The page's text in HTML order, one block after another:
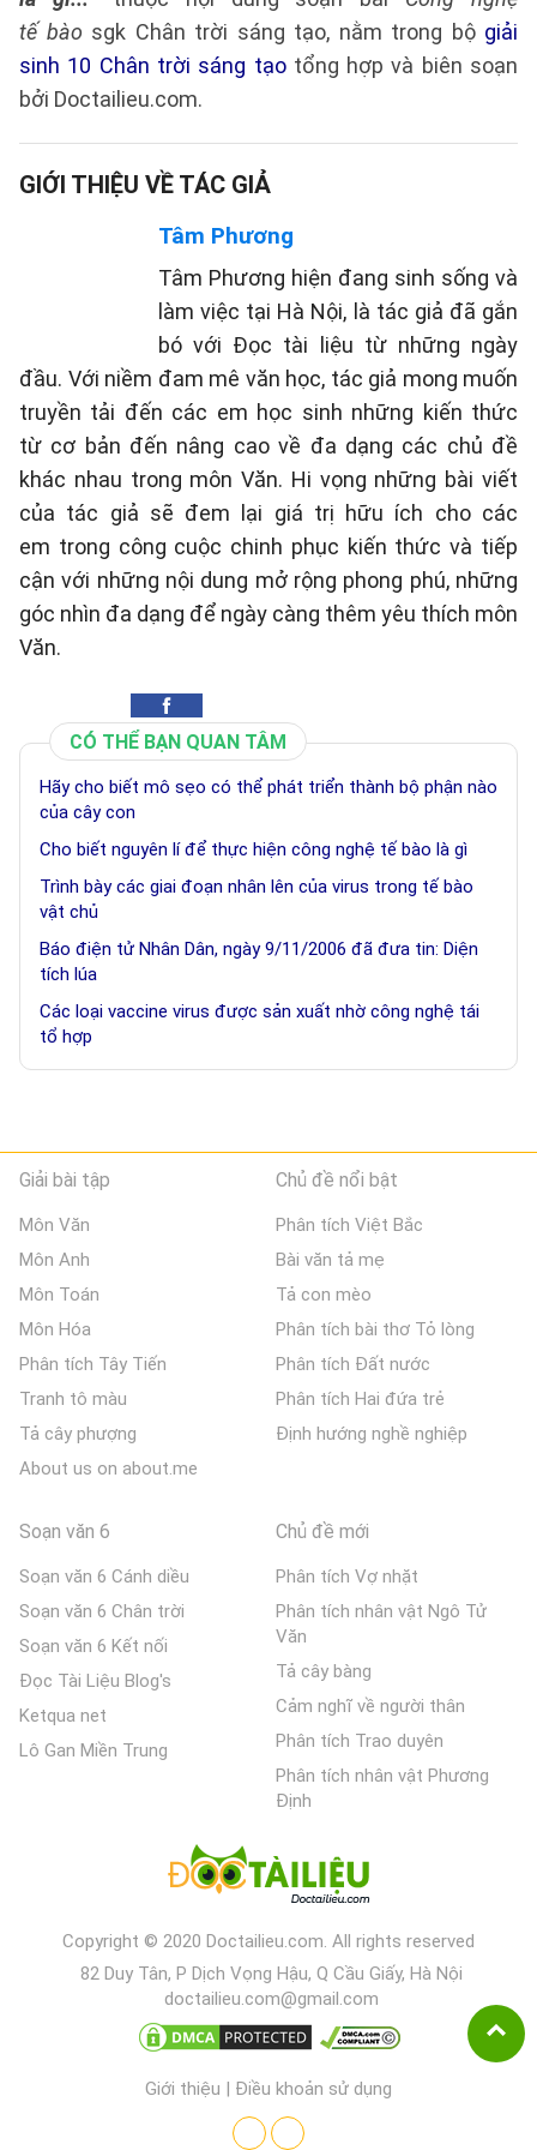
tế bào sgk Chân trời sáng tạo, nằm trong bộ giải
sinh 10 Chân trời sáng tạotổng hợp và biên soạn
bởi Doctailieu.com.
GIỚI THIỆU VỀ TÁC GIẢ
Tâm Phương
Tâm Phương hiện đang sinh sống và
làm việc tại Hà Nội, là tác giả đã gắn
bó với Đọc tài liệu từ những ngày
đầu. Với niềm đam mê văn học, tác giả mong muốn
truyền tải đến các em học sinh những kiến thức
từ cơ bản đến nâng cao về đa dạng các chủ đề
khác nhau trong môn Văn. Hi vọng những bài viết
của tác giả sẽ đem lại giá trị hữu ích cho các
em trong công cuộc chinh phục kiến thức và tiếp
cận với những nội dung mở rộng phong phú, những
góc nhìn đa dạng để ngày càng thêm yêu thích môn
Văn.
CÓ THỂ BẠN QUAN TÂM
Hãy cho biết mô sẹo có thể phát triển thành bộ phận nào
của cây con
Cho biết nguyên lí để thực hiện công nghệ tế bào là gì
Trình bày các giai đoạn nhân lên của virus trong tế bào
vật chủ
Báo điện tử Nhân Dân, ngày 9/11/2006 đã đưa tin: Diện
tích lúa
Các loại vaccine virus được sản xuất nhờ công nghệ tái
tổ hợp
Giải bài tập
Môn Văn
Môn Anh
Môn Toán
Môn Hóa
Phân tích Tây Tiến
Tranh tô màu
Tả cây phượng
About us on about.me
Chủ đề nổi bật
Phân tích Việt Bắc
Bài văn tả mẹ
Tả con mèo
Phân tích bài thơ Tỏ lòng
Phân tích Đất nước
Phân tích Hai đứa trẻ
Định hướng nghề nghiệp
Soạn văn 6
Soạn văn 6 Cánh diều
Soạn văn 6 Chân trời
Soạn văn 6 Kết nối
Đọc Tài Liệu Blog's
Ketqua net
Lô Gan Miền Trung
Chủ đề mới
Phân tích Vợ nhặt
Phân tích nhân vật Ngô Tử
Văn
Tả cây bàng
Cảm nghĩ về người thân
Phân tích Trao duyên
Phân tích nhân vật Phương
Định
Copyright © 2020 Doctailieu.com. All rights reserved
82 Duy Tân, P Dịch Vọng Hậu, Q Cầu Giấy, Hà Nội
doctailieu.com@gmail.com
Giới thiệu Điều khoản sử dụng